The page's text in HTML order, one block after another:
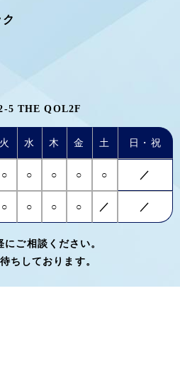
5 THE QOL2F
火 水 木 金 土 日・祝
○ ○ ○ ○ ○ ／
○ ○ ○ ○ ／ ／
にご相談ください。
ちしております。